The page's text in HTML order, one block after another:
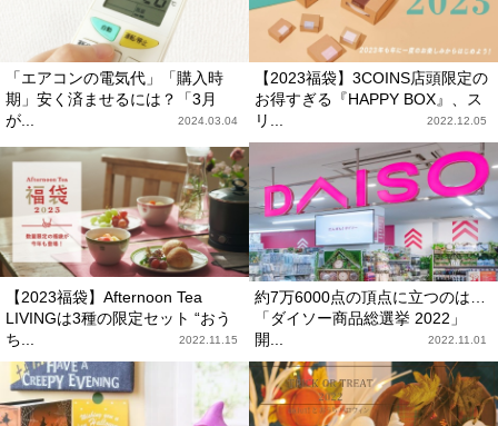
「エアコンの電気代」「購入時
期」安く済ませるには？「3月
が...
2024.03.04
【2023福袋】3COINS店頭限定の
お得すぎる『HAPPY BOX』、ス
リ...
2022.12.05
【2023福袋】Afternoon Tea
LIVINGは3種の限定セット “おう
ち...
2022.11.15
約7万6000点の頂点に立つのは…
「ダイソー商品総選挙 2022」
開...
2022.11.01